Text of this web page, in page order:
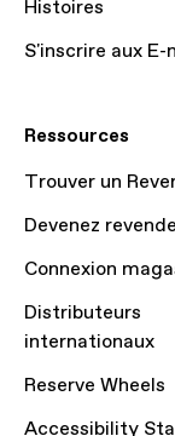
Histoires
S'inscrire aux E-
Ressources
Trouver un
Devenez
Connexion
Distributeurs
internationaux
Reserve Wheels
Accessibility